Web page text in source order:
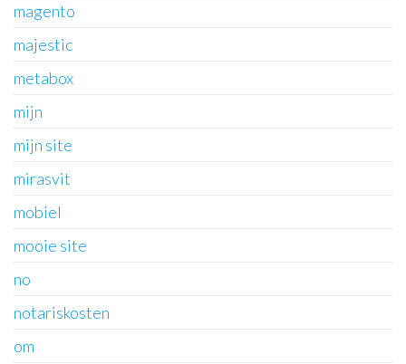
magento
majestic
metabox
mijn
mijn site
mirasvit
mobiel
mooie site
no
notariskosten
om